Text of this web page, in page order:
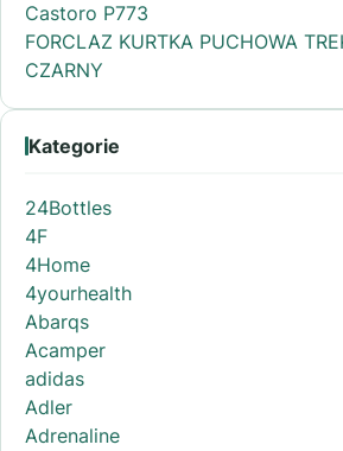
Castoro P773
FORCLAZ KURTKA PUCHOWA
CZARNY
Kategorie
24Bottles
4F
4Home
4yourhealth
Abarqs
Acamper
adidas
Adler
Adrenaline